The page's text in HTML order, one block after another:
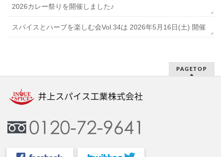
2026カレー祭りを開催しました♪
スパイスとハーブを楽しむ会Vol.34は 2026年5月16日(土) 開催
PAGETOP